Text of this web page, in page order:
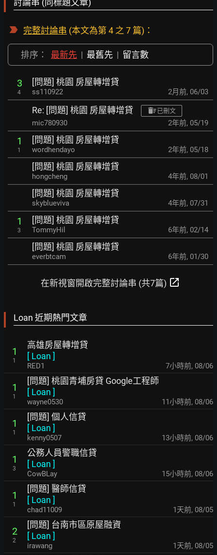
討論串 (同標題文章)
完整討論串 (本文為第 4 之 7 篇)：
排序： 最新先 | 最舊先 | 留言數
3
4
[問題] 桃園 房屋轉增貸
ss110922 2月前, 06/03
Re: [問題] 桃園 房屋轉增貸 已刪文
mic780930 2年前, 05/19
1
1
[問題] 桃園 房屋轉增貸
wordhendayo 2年前, 05/18
[問題] 桃園 房屋轉增貸
hongcheng 4年前, 08/01
[問題] 桃園 房屋轉增貸
skyblueviva 4年前, 07/31
1
3
[問題] 桃園 房屋轉增貸
TommyHil 6年前, 02/14
[問題] 桃園 房屋轉增貸
everbtcam 6年前, 01/30
在新視窗開啟完整討論串 (共7篇) open_in_new
Loan 近期熱門文章
1
1
高雄房屋轉增貸
[ Loan ]
RED1 7小時前, 08/06
1
1
[問題] 桃園青埔房貸 Google工程師
[ Loan ]
wayne0530 11小時前, 08/06
1
1
[問題] 個人信貸
[ Loan ]
kenny0507 13小時前, 08/06
1
3
公務人員警職信貸
[ Loan ]
CowBLay 15小時前, 08/06
1
1
[問題] 醫師信貸
[ Loan ]
chad11009 1天前, 08/05
2
2
[問題] 台南市區原屋融資
[ Loan ]
irawang 1天前, 08/05